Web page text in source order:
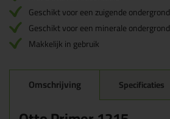
Geschikt voor een zuigende ondergrond
Geschikt voor een minerale ondergrond
Makkelijk in gebruik
Omschrijving Specificaties